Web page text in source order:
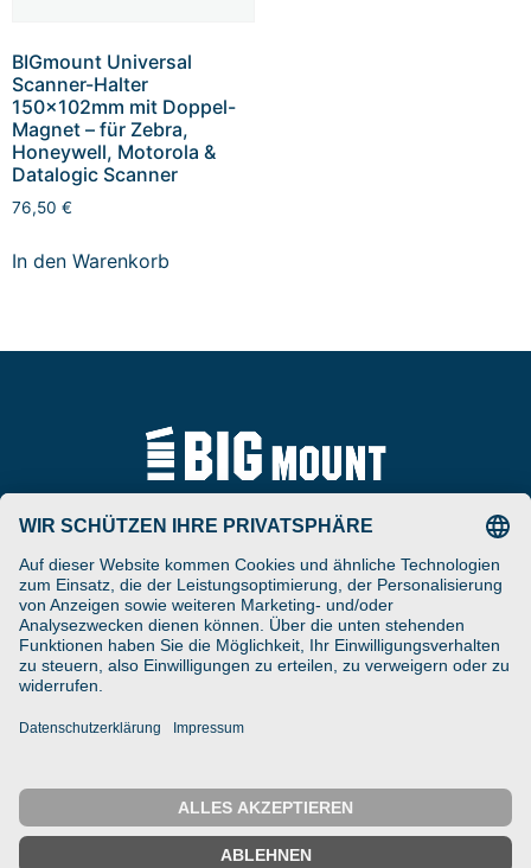
BIGmount Universal
Scanner-Halter
150x102mm mit Doppel-
Magnet – für Zebra,
Honeywell, Motorola &
Datalogic Scanner
76,50 €
In den Warenkorb
ARAT Spezialhalterungen
GmbH
Schierbusch 2a
D- 33161 Hövelhof
DESIGNED ENGINEERED
Tel
+49 (0) 5257-9380625
Fax
+49 (0) 5257-9380629
IMPRESSUM DATENSCHUTZ